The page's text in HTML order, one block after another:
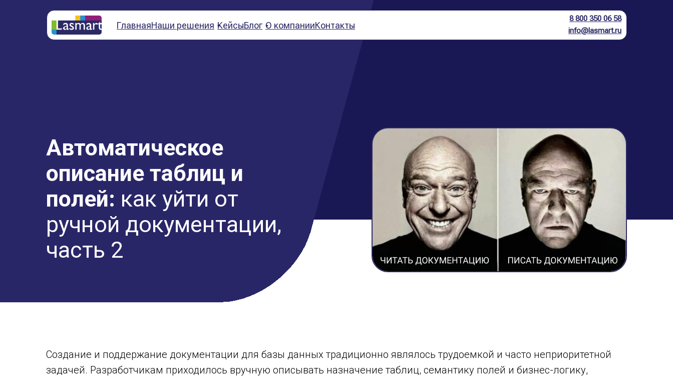
8 800 350 06 58
info@lasmart.ru
ГлавнаяНаши решения КейсыБлог О компанииКонтакты
Автоматическое
описание таблиц и
полей: как уйти от
ручной документации,
часть 2
Создание и поддержание документации для базы данных традиционно являлось трудоемкой и часто неприоритетной
задачей. Разработчикам приходилось вручную описывать назначение таблиц, семантику полей и бизнес-логику,